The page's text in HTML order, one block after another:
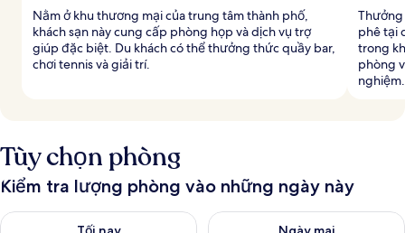
Nằm ở khu thương mại của trung tâm thành phố,
khách sạn này cung cấp phòng họp và dịch vụ trợ
giúp đặc biệt. Du khách có thể thưởng thức quầy bar,
chơi tennis và giải trí.
Thưởng
phê tại
trong
phòng
nghiệm.
Tùy chọn phòng
Kiểm tra lượng phòng vào những ngày này
Kiểm tra lượng phòng tối nay từ thg 8 7 - thg 8 8
Kiểm tra lượng phòng ngày